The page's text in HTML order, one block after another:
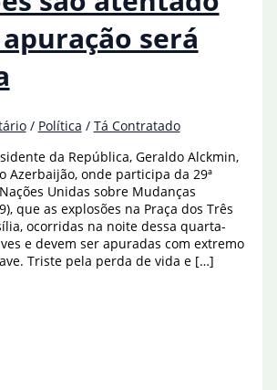
será
/ Política / Tá Contratado
da República, Geraldo Alckmin,
Azerbaijão, onde participa da 29ª
Unidas sobre Mudanças
que as explosões na Praça dos Três
ocorridas na noite dessa quarta-
e devem ser apuradas com extremo
Triste pela perda de vida e […]